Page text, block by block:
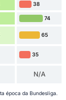
38
74
65
35
N/A
época da Bundesliga.